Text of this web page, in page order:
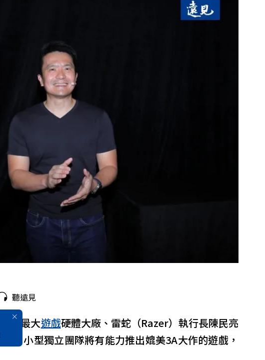
聽遠見
球最大遊戲硬體大廠、雷蛇（Razer）執行長陳民亮
，小型獨立團隊將有能力推出媲美3A大作的遊戲，